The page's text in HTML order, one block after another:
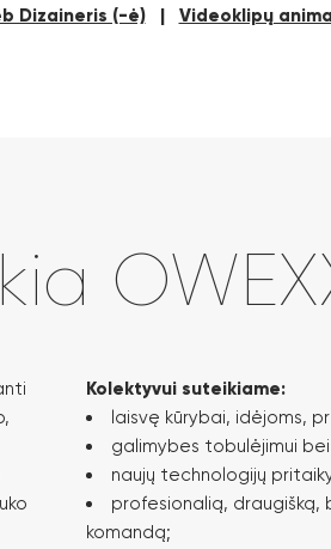
Dizaineris (-ė)| Videoklipų
Kolektyvui suteikiame:
laisvę kūrybai, idėjoms,
galimybes tobulėjimui
naujų technologijų
profesionalią, draugišką,
komandą;